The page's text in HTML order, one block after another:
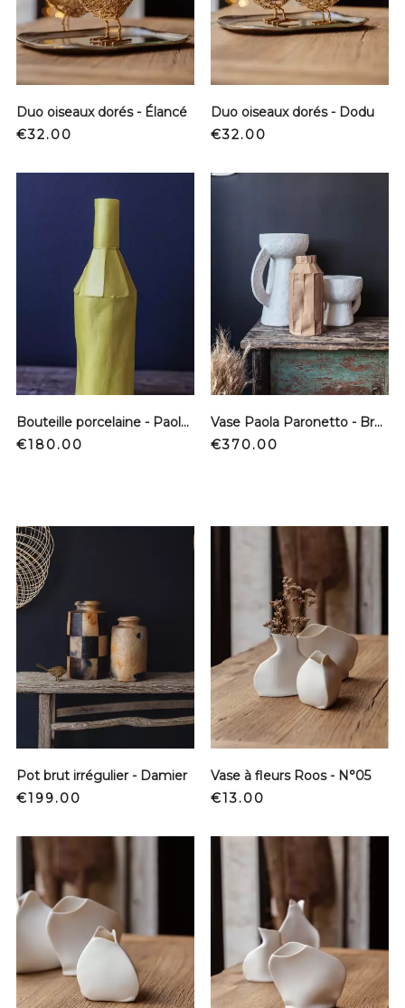
Duo oiseaux dorés - Élancé
Price
€32.00
Duo oiseaux dorés - Dodu
Price
€32.00
Bouteille porcelaine - Paola Paronetto - Limone
Price
€180.00
Vase Paola Paronetto - Brun clair - Grand modèle
Price
€370.00
Pot brut irrégulier - Damier
Price
€199.00
Vase à fleurs Roos - N°05
Price
€13.00